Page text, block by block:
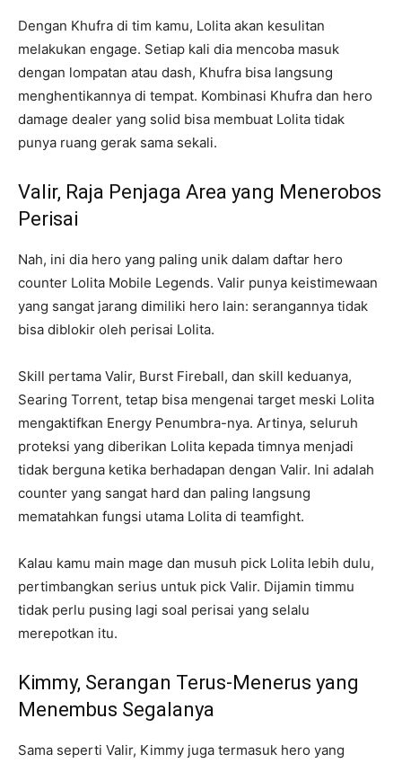
Dengan Khufra di tim kamu, Lolita akan kesulitan
melakukan engage. Setiap kali dia mencoba masuk
dengan lompatan atau dash, Khufra bisa langsung
menghentikannya di tempat. Kombinasi Khufra dan hero
damage dealer yang solid bisa membuat Lolita tidak
punya ruang gerak sama sekali.
Valir, Raja Penjaga Area yang Menerobos
Perisai
Nah, ini dia hero yang paling unik dalam daftar hero
counter Lolita Mobile Legends. Valir punya keistimewaan
yang sangat jarang dimiliki hero lain: serangannya tidak
bisa diblokir oleh perisai Lolita.
Skill pertama Valir, Burst Fireball, dan skill keduanya,
Searing Torrent, tetap bisa mengenai target meski Lolita
mengaktifkan Energy Penumbra-nya. Artinya, seluruh
proteksi yang diberikan Lolita kepada timnya menjadi
tidak berguna ketika berhadapan dengan Valir. Ini adalah
counter yang sangat hard dan paling langsung
mematahkan fungsi utama Lolita di teamfight.
Kalau kamu main mage dan musuh pick Lolita lebih dulu,
pertimbangkan serius untuk pick Valir. Dijamin timmu
tidak perlu pusing lagi soal perisai yang selalu
merepotkan itu.
Kimmy, Serangan Terus-Menerus yang
Menembus Segalanya
Sama seperti Valir, Kimmy juga termasuk hero yang